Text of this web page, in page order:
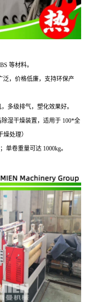
等材料。
，价格低廉，支持环保产
多级排气，塑化效果好。
湿干燥装置，适用于 100*全
处理）
单卷重量可达 1000kg。